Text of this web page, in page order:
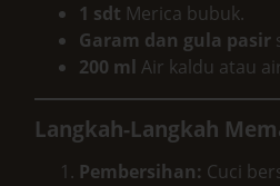
1 sdt Merica bubuk.
Garam dan gula pasir
200 ml Air kaldu atau
Langkah-Langkah
Pembersihan: Cuci